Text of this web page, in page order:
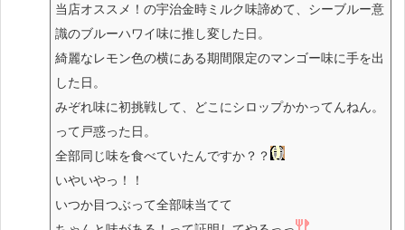
当店オススメ！の宇治金時ミルク味諦めて、シーブルー意
識のブルーハワイ味に推し変した日。
綺麗なレモン色の横にある期間限定のマンゴー味に手を出
した日。
みぞれ味に初挑戦して、どこにシロップかかってんねん。
って戸惑った日。
全部同じ味を食べていたんですか？？
いやいやっ！！
いつか目つぶって全部味当てて